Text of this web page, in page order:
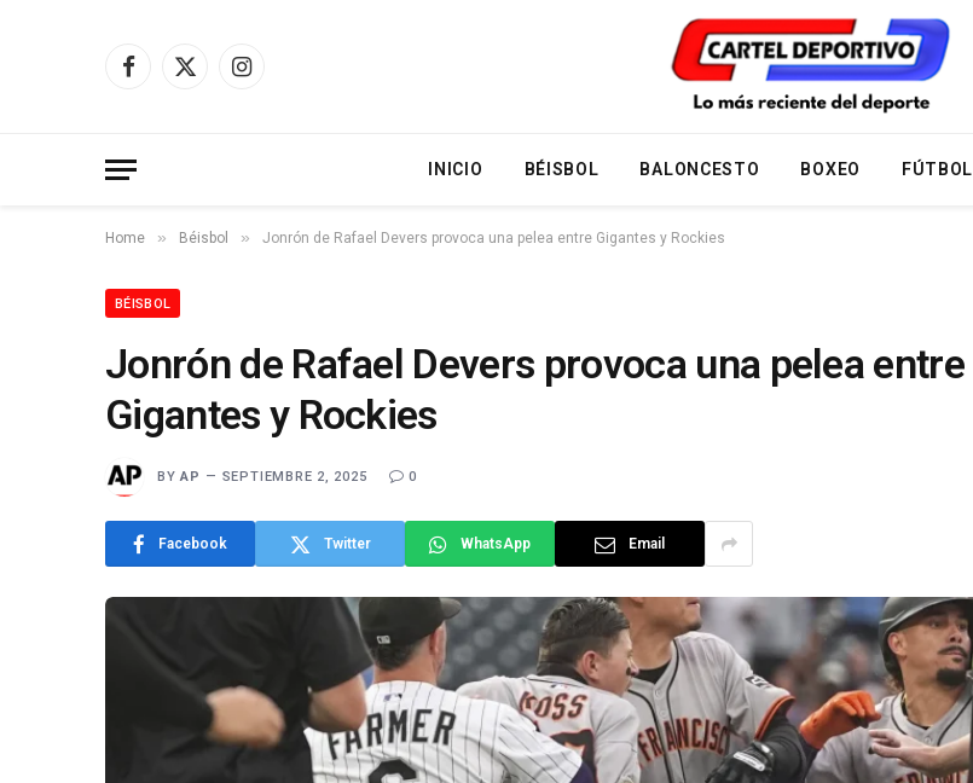
Facebook
X
Instagram
INICIO BÉISBOL BALONCESTO BOXEO FÚTBOL
Home » Béisbol » Jonrón de Rafael Devers provoca una pelea entre Gigantes y Rockies
BÉISBOL
Jonrón de Rafael Devers provoca una pelea entre
Gigantes y Rockies
BY AP SEPTIEMBRE 2, 2025 0
Facebook Twitter WhatsApp Email